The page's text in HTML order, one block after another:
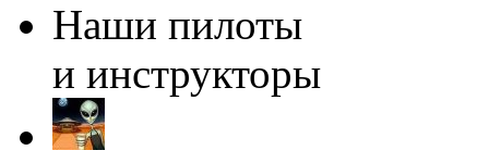
Наши пилоты
и инструкторы